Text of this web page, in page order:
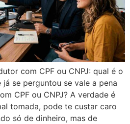
com CPF ou CNPJ: qual é o
se perguntou se vale a pena
CPF ou CNPJ? A verdade é
tomada, pode te custar caro
só de dinheiro, mas de